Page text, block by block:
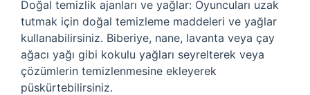
Doğal temizlik ajanları ve yağlar: Oyuncuları uzak
tutmak için doğal temizleme maddeleri ve yağlar
kullanabilirsiniz. Biberiye, nane, lavanta veya çay
ağacı yağı gibi kokulu yağları seyrelterek veya
çözümlerin temizlenmesine ekleyerek
püskürtebilirsiniz.